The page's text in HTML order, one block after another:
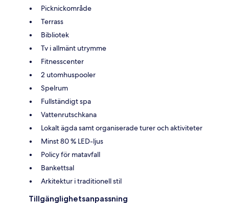
Picknickområde
Terrass
Bibliotek
Tv i allmänt utrymme
Fitnesscenter
2 utomhuspooler
Spelrum
Fullständigt spa
Vattenrutschkana
Lokalt ägda samt organiserade turer och aktiviteter
Minst 80 % LED-ljus
Policy för matavfall
Bankettsal
Arkitektur i traditionell stil
Tillgänglighetsanpassning